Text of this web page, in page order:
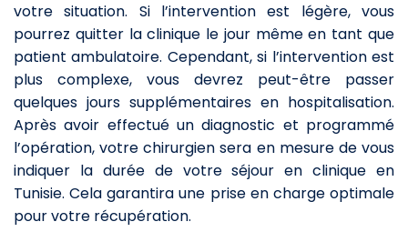
votre situation. Si l’intervention est légère, vous
pourrez quitter la clinique le jour même en tant que
patient ambulatoire. Cependant, si l’intervention est
plus complexe, vous devrez peut-être passer
quelques jours supplémentaires en hospitalisation.
Après avoir effectué un diagnostic et programmé
l’opération, votre chirurgien sera en mesure de vous
indiquer la durée de votre séjour en clinique en
Tunisie. Cela garantira une prise en charge optimale
pour votre récupération.